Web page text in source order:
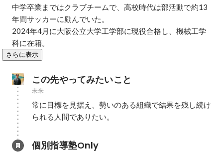
中学卒業まではクラブチームで、高校時代は部活動で約13
年間サッカーに励んでいた。
2024年4月に大阪公立大学工学部に現役合格し、機械工学
科に在籍。
さらに表示
この先やってみたいこと
未来
常に目標を見据え、勢いのある組織で結果を残し続け
られる人間でありたい。
個別指導塾Only